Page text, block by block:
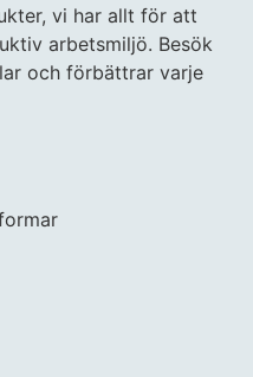
vi har allt för att
arbetsmiljö. Besök
och förbättrar varje